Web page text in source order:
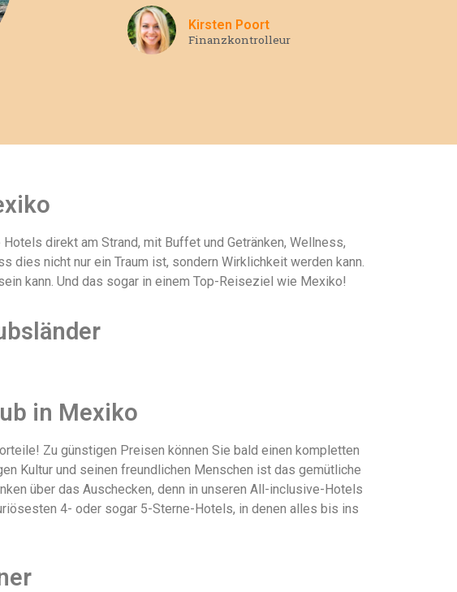
Kirsten Poort
Finanzkontrolleur
direkt am Strand, mit Buffet und Getränken, Wellness,
dies nicht nur ein Traum ist, sondern Wirklichkeit werden kann.
kann. Und das sogar in einem Top-Reiseziel wie Mexiko!
in Mexiko
Zu günstigen Preisen können Sie bald einen kompletten
Kultur und seinen freundlichen Menschen ist das gemütliche
über das Auschecken, denn in unseren All-inclusive-Hotels
4- oder sogar 5-Sterne-Hotels, in denen alles bis ins